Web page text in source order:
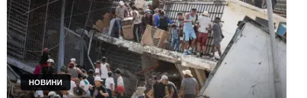
НОВИНИ